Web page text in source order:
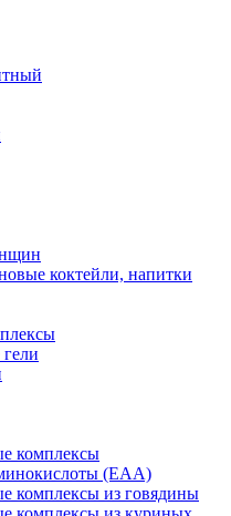
коктейли, напитки
комплексы
(EAA)
комплексы из говядины